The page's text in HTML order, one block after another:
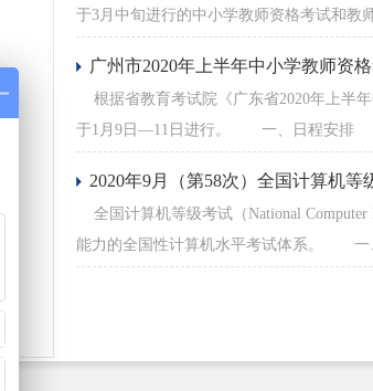
于3月中旬进行的中小学教师资格考试和教
广州市2020年上半年中小学教师资
根据省教育考试院《广东省2020年上半
于1月9日—11日进行。 一、日程安排 考
2020年9月（第58次）全国计算机
全国计算机等级考试（National Computer
能力的全国性计算机水平考试体系。